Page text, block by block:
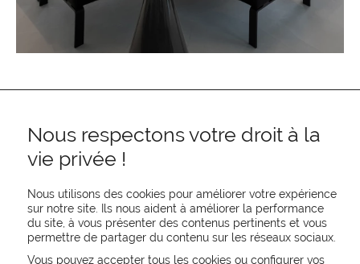
REJOIGNEZ-NOUS
CONTACTEZ-NOUS
Nous respectons votre droit à la
vie privée !
Nous utilisons des cookies pour améliorer votre expérience
sur notre site. Ils nous aident à améliorer la performance
du site, à vous présenter des contenus pertinents et vous
permettre de partager du contenu sur les réseaux sociaux.
Vous pouvez accepter tous les cookies ou configurer vos